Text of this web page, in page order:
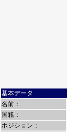
基本データ
名前：
国籍：
ポジション：